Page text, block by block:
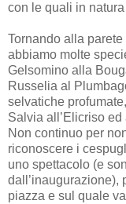
con le quali in
Tornando alla
abbiamo molte
Gelsomino alla
Russelia al
selvatiche
Salvia all’Elicriso ed
Non continuo per
riconoscere i
uno spettacolo (e
dall’inaugurazione),
piazza e sul quale